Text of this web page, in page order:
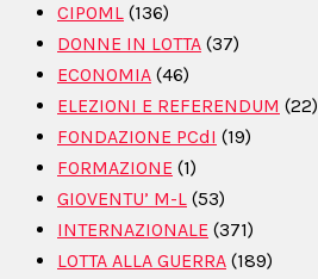
CIPOML (136)
DONNE IN LOTTA (37)
ECONOMIA (46)
ELEZIONI E REFERENDUM (22)
FONDAZIONE PCdI (19)
FORMAZIONE (1)
GIOVENTU’ M-L (53)
INTERNAZIONALE (371)
LOTTA ALLA GUERRA (189)